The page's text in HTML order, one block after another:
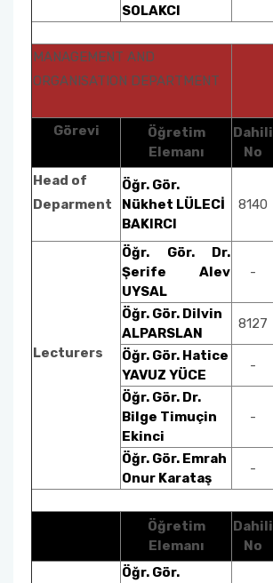
SOLAKCI
MANAGEMENT AND
ORGANISATION DEPARTMENT
Görevi
Öğretim
Elemanı
Dahili
No
Head of
Deparment
Öğr. Gör.
Nükhet LÜLECİ
BAKIRCI
8140
Lecturers
Öğr. Gör. Dr.
Şerife Alev
UYSAL
-
Öğr. Gör. Dilvin
ALPARSLAN
8127
Öğr. Gör. Hatice
YAVUZ YÜCE
-
Öğr. Gör. Dr.
Bilge Timuçin
Ekinci
-
Öğr. Gör. Emrah
Onur Karataş
-
Öğretim
Elemanı
Dahili
No
Öğr. Gör.